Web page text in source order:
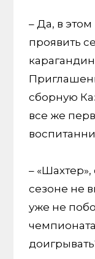
– Да, в
проявить
сборную
все же
– «Шахтер»,
сезоне не
уже не